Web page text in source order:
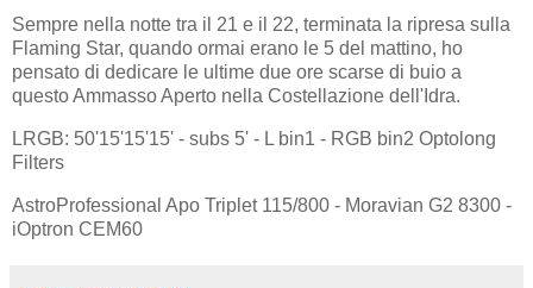
Sempre nella notte tra il 21 e il 22, terminata la ripresa sulla
Flaming Star, quando ormai erano le 5 del mattino, ho
pensato di dedicare le ultime due ore scarse di buio a
questo Ammasso Aperto nella Costellazione dell'Idra.
LRGB: 50'15'15'15' - subs 5' - L bin1 - RGB bin2 Optolong
Filters
AstroProfessional Apo Triplet 115/800 - Moravian G2 8300 -
iOptron CEM60